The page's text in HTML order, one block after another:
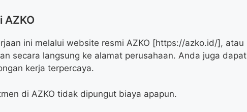
AZKO
ini melalui website resmi AZKO [https://azko.id/], atau
secara langsung ke alamat perusahaan. Anda juga dapat
kerja terpercaya.
di AZKO tidak dipungut biaya apapun.